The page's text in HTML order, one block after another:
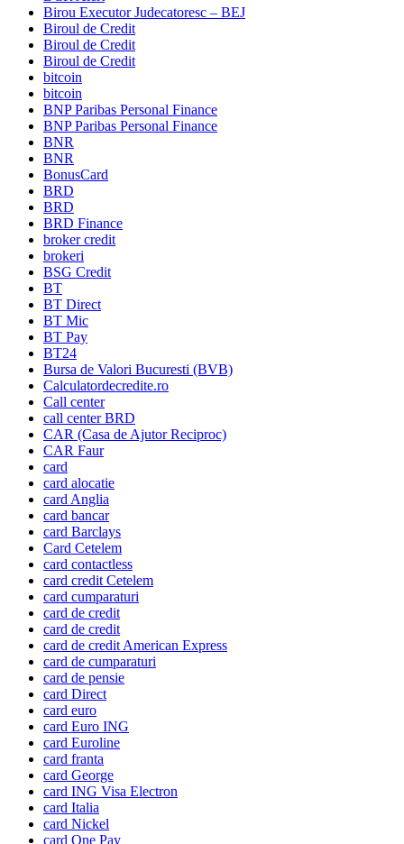
Birou Executor Judecatoresc – BEJ
Biroul de Credit
Biroul de Credit
Biroul de Credit
bitcoin
bitcoin
BNP Paribas Personal Finance
BNP Paribas Personal Finance
BNR
BNR
BonusCard
BRD
BRD
BRD Finance
broker credit
brokeri
BSG Credit
BT
BT Direct
BT Mic
BT Pay
BT24
Bursa de Valori Bucuresti (BVB)
Calculatordecredite.ro
Call center
call center BRD
CAR (Casa de Ajutor Reciproc)
CAR Faur
card
card alocatie
card Anglia
card bancar
card Barclays
Card Cetelem
card contactless
card credit Cetelem
card cumparaturi
card de credit
card de credit
card de credit American Express
card de cumparaturi
card de pensie
card Direct
card euro
card Euro ING
card Euroline
card franta
card George
card ING Visa Electron
card Italia
card Nickel
card One Pay